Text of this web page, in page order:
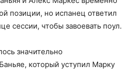
позиции, но испанец ответил
сессии, чтобы завоевать поул.
значительно
который уступил Марку